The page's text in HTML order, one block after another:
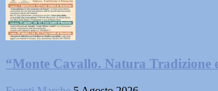
“Monte Cavallo. Natura Tradizione